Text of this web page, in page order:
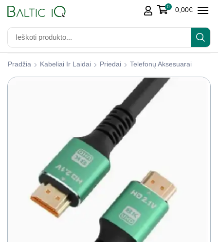
0 0,00€
Pradžia Kabeliai Ir Laidai Priedai Telefonų Aksesuarai